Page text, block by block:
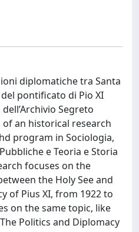
diplomatiche tra Santa
pontificato di Pio XI
Segreto
an historical research
program in Sociologia,
e Teoria e Storia
focuses on the
the Holy See and
of Pius XI, from 1922 to
on the same topic, like
Politics and Diplomacy